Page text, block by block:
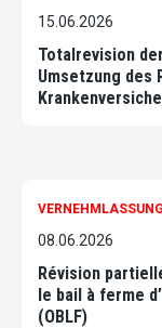
15.06.2026
Totalrevision
Umsetzung des
VERNEHMLASSUNG
08.06.2026
Révision
le bail à ferme
(OBLF)